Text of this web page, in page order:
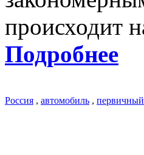
происходит
Подробнее
Россия , автомобиль ,